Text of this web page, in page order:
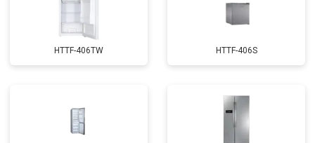
HTTF-406TW HTTF-406S